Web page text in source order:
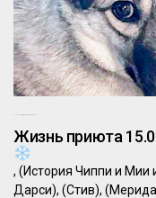
Жизнь приюта
, (История Чиппи и Мии
Дарси), (Стив),